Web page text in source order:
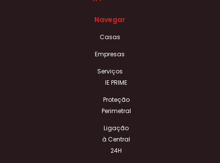
Navegar
Casas
Empresas
Serviços
IE PRIME
Proteção
Perimetral
Ligação
à Central
24H